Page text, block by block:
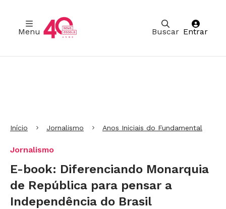
Buscar
Menu Entrar
Início Jornalismo Anos Iniciais do Fundamental
Jornalismo
E-book: Diferenciando Monarquia
de República para pensar a
Independência do Brasil